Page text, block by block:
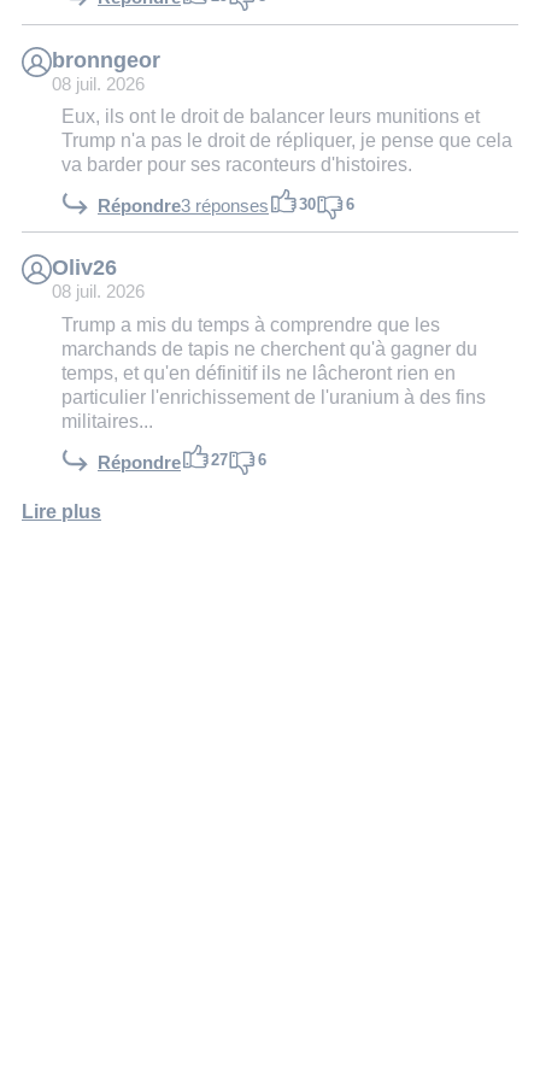
bronngeor
08 juil. 2026
Eux, ils ont le droit de balancer leurs munitions et
Trump n'a pas le droit de répliquer, je pense que cela
va barder pour ses raconteurs d'histoires.
Répondre3 réponses 30 6
Oliv26
08 juil. 2026
Trump a mis du temps à comprendre que les
marchands de tapis ne cherchent qu'à gagner du
temps, et qu'en définitif ils ne lâcheront rien en
particulier l'enrichissement de l'uranium à des fins
militaires...
Répondre 27 6
Lire plus